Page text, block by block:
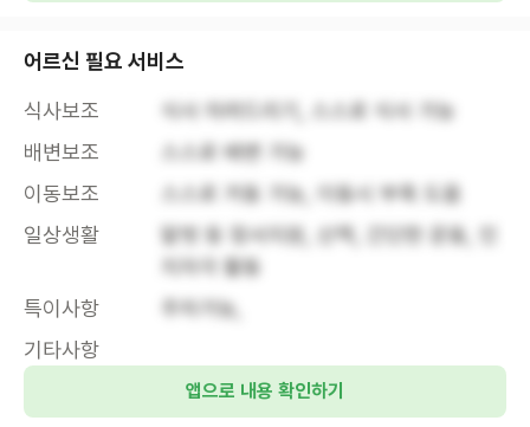
어르신 필요 서비스
식사보조
식사 차려드리기, 스스로 식사 가능
배변보조
스스로 배변 가능
이동보조
스스로 거동 가능, 이동시 부축 도움
일상생활
말벗 등 정서지원, 산책, 간단한 운동, 인
지자극 활동
특이사항
주차가능,
기타사항
앱으로 내용 확인하기